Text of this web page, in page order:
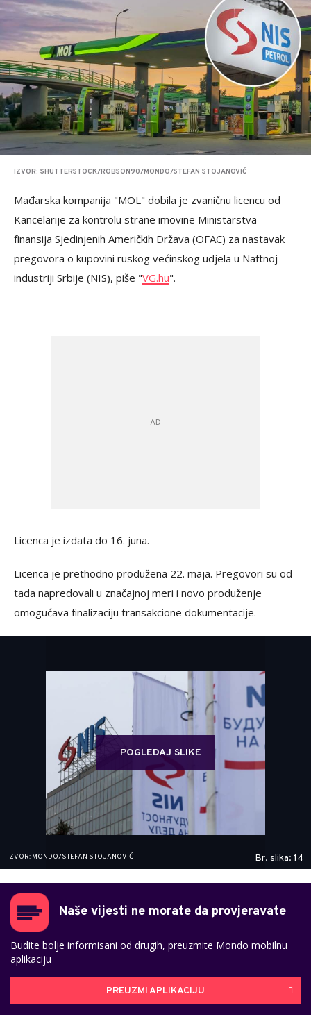
IZVOR: SHUTTERSTOCK/ROBSON90/MONDO/STEFAN STOJANOVIĆ
Mađarska kompanija "MOL" dobila je zvaničnu licencu od
Kancelarije za kontrolu strane imovine Ministarstva
finansija Sjedinjenih Američkih Država (OFAC) za nastavak
pregovora o kupovini ruskog većinskog udjela u Naftnoj
industriji Srbije (NIS), piše "VG.hu".
Licenca je izdata do 16. juna.
Licenca je prethodno produžena 22. maja. Pregovori su od
tada napredovali u značajnoj meri i novo produženje
omogućava finalizaciju transakcione dokumentacije.
POGLEDAJ SLIKE
IZVOR: MONDO/STEFAN STOJANOVIĆ Br. slika: 14
Naše vijesti ne morate da provjeravate
Budite bolje informisani od drugih, preuzmite Mondo mobilnu
aplikaciju
PREUZMI APLIKACIJU